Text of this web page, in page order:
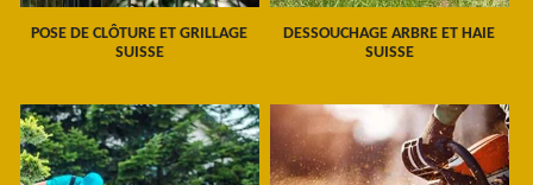
POSE DE CLÔTURE ET GRILLAGE
SUISSE
DESSOUCHAGE ARBRE ET HAIE
SUISSE